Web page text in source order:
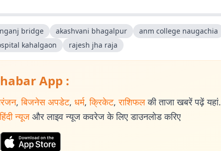
bridge akashvani bhagalpur
anm college naugachia
kahalgaon
rajesh jha raja
App :
, बिजनेस अपडेट, धर्म, क्रिकेट, राशिफल की ताजा खबरें पढ़ें यहां.
हिंदी न्यूज और लाइव न्यूज कवरेज के लिए डाउनलोड करिए